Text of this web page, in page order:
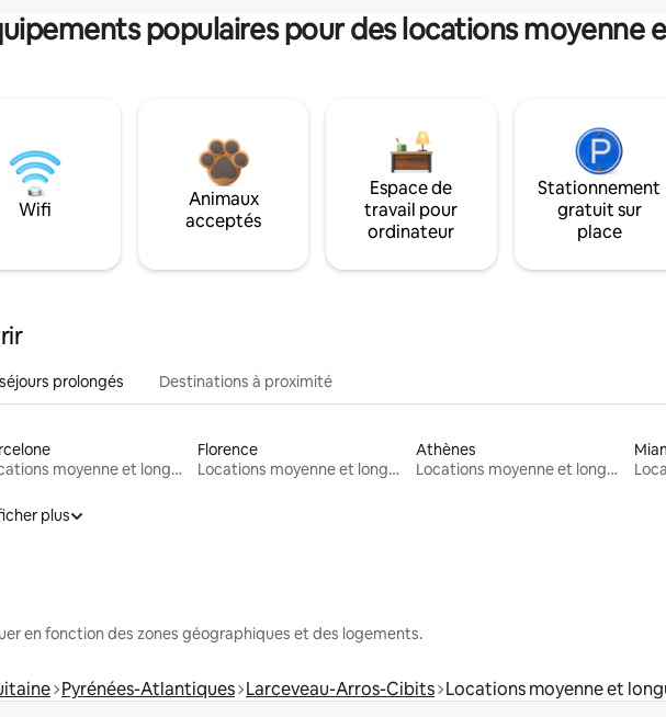
populaires pour des locations moyenne
Wifi
Animaux
acceptés
Espace de
travail pour
ordinateur
Stationnement
gratuit sur
place
prolongés Destinations à proximité
Locations moyenne et longue durée
Florence
Locations moyenne et longue durée
Athènes
Locations moyenne et longue durée
plus
en fonction des zones géographiques et des logements.
Pyrénées-Atlantiques Larceveau-Arros-Cibits Locations moyenne et